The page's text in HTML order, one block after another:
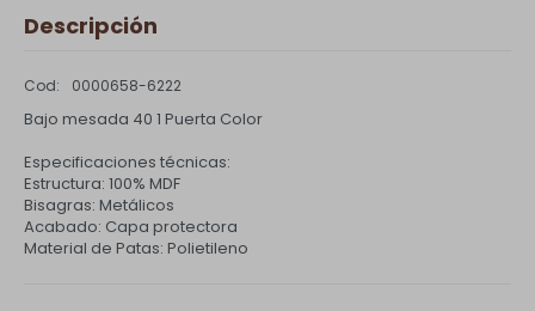
Descripción
0000658-6222
Bajo mesada 40 1 Puerta Color
Especificaciones técnicas:
Estructura: 100% MDF
Bisagras: Metálicos
Acabado: Capa protectora
Material de Patas: Polietileno